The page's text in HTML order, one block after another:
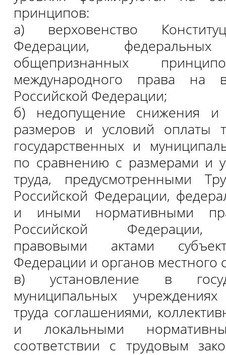
принципов:
а) верховенство
Федерации,
общепризнанных
международного права на
Российской Федерации;
б) недопущение снижения и
размеров и условий оплаты
государственных и
по сравнению с размерами и
труда, предусмотренными
Российской Федерации,
и иными нормативными
Российской Федерации,
правовыми актами
Федерации и органов местного
в) установление в
муниципальных
труда соглашениями,
и локальными
соответствии с трудовым